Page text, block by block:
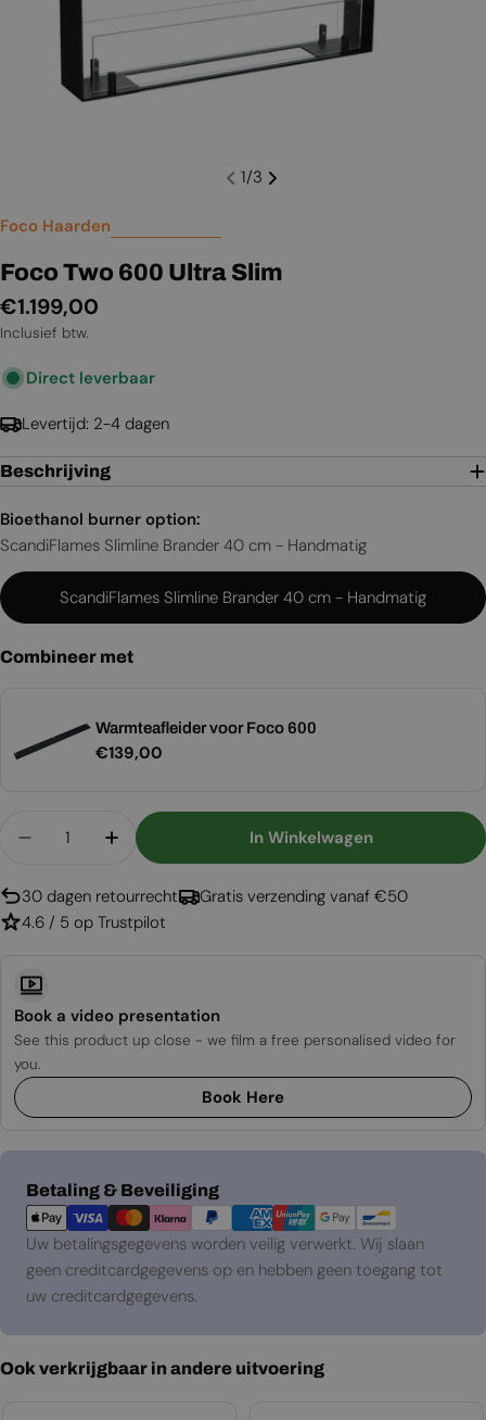
1/3
Foco Haarden
Foco Two 600 Ultra Slim
Normale
prijs
€1.199,00
Inclusief btw.
Direct leverbaar
Levertijd: 2-4 dagen
Beschrijving
Bioethanol burner option:
ScandiFlames Slimline Brander 40 cm - Handmatig
ScandiFlames Slimline Brander 40 cm - Handmatig
Combineer met
Warmteafleider voor Foco 600
Normale
€139,00
Aantal Verlagen Voor Foco Two 600 Ultra Slim
Aantal Verhogen Voor Foco Two 600
In Winkelwagen
30 dagen retourrecht
Gratis verzending vanaf €50
4.6 / 5 op Trustpilot
Book a video presentation
See this product up close - we film a free personalised video for
you.
Book Here
Betaling & Beveiliging
Betaalmethoden
Uw betalingsgegevens worden veilig verwerkt. Wij slaan
geen creditcardgegevens op en hebben geen toegang tot
uw creditcardgegevens.
Ook verkrijgbaar in andere uitvoering